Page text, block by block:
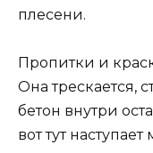
плесени.
Пропитки и
Она трескается,
бетон внутри
вот тут